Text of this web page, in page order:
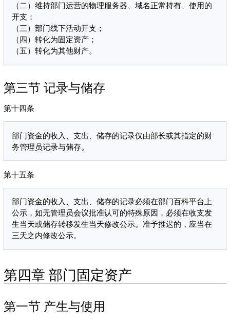
（二）维持部门运营的物理服务器、域名正常持有、使用的
开支；
（三）部门线下活动开支；
（四）转化为固定资产；
第三节 记录与储存
第十四条
部门资金的收入、支出、储存的记录仅由部长或其指定的财
第十五条
部门资金的收入、支出、储存的记录必须在部门百科平台上
公示，如无管理员会议批准认可的特殊原因，必须在收支发
生当天或储存转移发生当天修改公示。准予推迟的，应当在
第四章 部门固定资产
第一节 产生与使用